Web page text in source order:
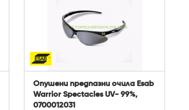
Опушени предпазни очила Esab
Warrior Spectacles UV- 99%,
0700012031